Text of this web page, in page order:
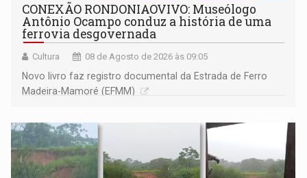
CONEXÃO RONDONIAOVIVO: Museólogo
Antônio Ocampo conduz a história de uma
ferrovia desgovernada
Cultura 08 de Agosto de 2026 às 09:05
Novo livro faz registro documental da Estrada de Ferro
Madeira-Mamoré (EFMM)